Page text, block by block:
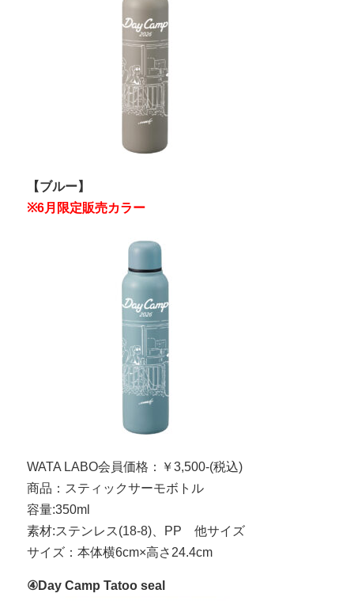
【ブルー】
※6月限定販売カラー
WATA LABO会員価格：￥3,500-(税込)
商品：スティックサーモボトル
容量:350ml
素材:ステンレス(18-8)、PP 他サイズ
サイズ：本体横6cm×高さ24.4cm
④Day Camp Tatoo seal